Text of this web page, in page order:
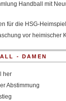
Handball mit
für die HSG-
vor heimischer
- DAMEN
her
Abstimmung